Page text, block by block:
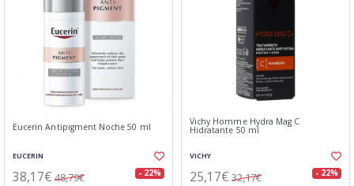
Eucerin Antipigment Noche 50 ml
EUCERIN
38,17€ 48,79€ - 22%
Vichy Homme Hydra Mag C
Hidratante 50 ml
VICHY
25,17€ 32,17€ - 22%